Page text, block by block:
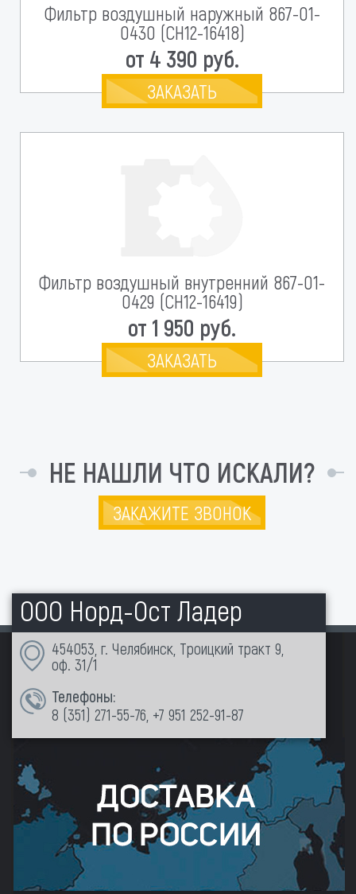
Фильтр воздушный наружный 867-01-
0430 (CH12-16418)
от 4 390 руб.
ЗАКАЗАТЬ
Фильтр воздушный внутренний 867-01-
0429 (CH12-16419)
от 1 950 руб.
ЗАКАЗАТЬ
НЕ НАШЛИ ЧТО ИСКАЛИ?
ЗАКАЖИТЕ ЗВОНОК
ООО Норд-Ост Ладер
454053, г. Челябинск, Троицкий тракт 9,
оф. 31/1
Телефоны:
8 (351) 271-55-76 +7 951 252-91-87